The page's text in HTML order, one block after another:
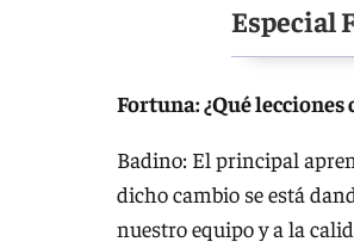
Especial
Fortuna: ¿Qué lecciones
Badino: El principal
dicho cambio se está
nuestro equipo y a la